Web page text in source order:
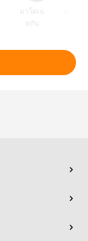
มาโดเน
ทกัน